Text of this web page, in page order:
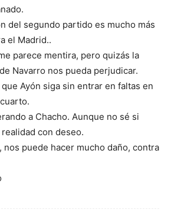
del segundo partido es mucho más
el Madrid..
parece mentira, pero quizás la
Navarro nos pueda perjudicar.
que Ayón siga sin entrar en faltas en
a Chacho. Aunque no sé si
con deseo.
nos puede hacer mucho daño, contra